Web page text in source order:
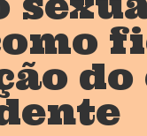
do